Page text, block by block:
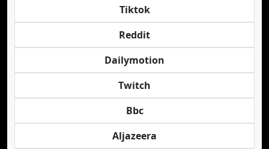
Tiktok
Reddit
Dailymotion
Twitch
Bbc
Aljazeera